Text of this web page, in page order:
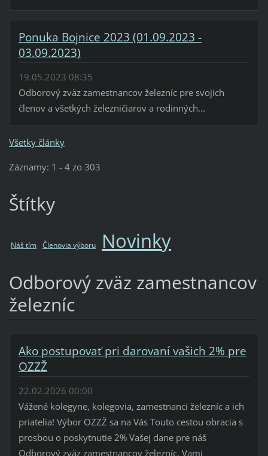
Ponuka Bojnice 2023 (01.09.2023 -
03.09.2023)
19.05.2023 08:35
Odborový zväz zamestnancov železníc pre svojich
členov a všetkých železničiarov a rodinných...
Všetky články
Záznamy: 1 - 4 zo 303
Štítky
Náš tím Členovia výboru Novinky
Odborový zväz zamestnancov
železníc
Ako postupovať pri darovaní vašich 2% pre
OZZŽ
22.02.2026 00:00
Vážené kolegyne, kolegovia, zamestnanci železníc a ich
priatelia! Výbor OZZŽ sa na Vás Touto cestou obracia s
prosbou o poskytnutie 2% Vašej dane pre náš
Odborový zväz zamestnancov železníc. Vami